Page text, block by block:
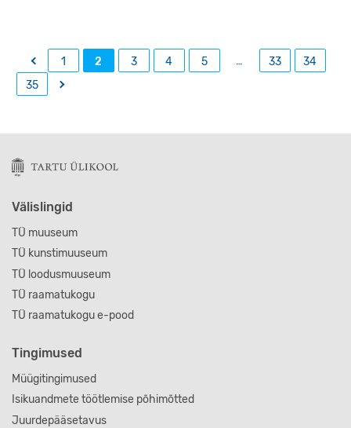
← 1 2 3 4 5 … 33
34
35
→
Välislingid
TÜ muuseum
TÜ kunstimuuseum
TÜ loodusmuuseum
TÜ raamatukogu
TÜ raamatukogu e-pood
Tingimused
Müügitingimused
Isikuandmete töötlemise põhimõtted
Juurdepääsetavus